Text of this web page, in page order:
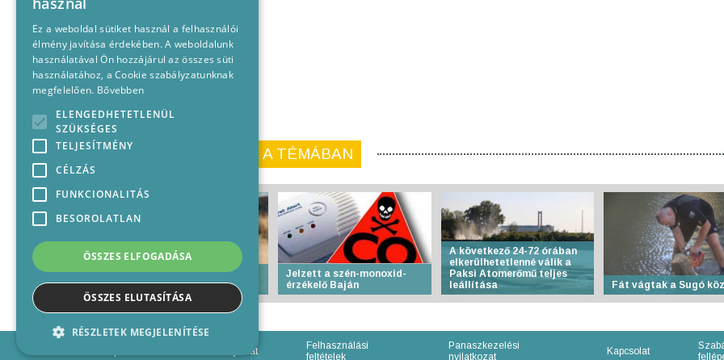
KORÁBBI CIKKEINK A TÉMÁBAN
Életbe lép az I. fokú
vízkorlátozás
Jelzett a szén-monoxid-
érzékelő Baján
A következő 24-72 órában
elkerülhetetlenné válik a
Paksi Atomerőmű teljes
leállítása
Fát vágtak a Sugó
Médiajánlat
Felhasználási
feltételek
Panaszkezelési
nyilatkozat
Kapcsolat
Ez a weboldal sütiket használ a felhasználói
élmény javítása érdekében. A weboldalunk
használatával Ön hozzájárul az összes süti
használatához, a Cookie szabályzatunknak
megfelelően. Bővebben
ELENGEDHETETLENÜL
SZÜKSÉGES
TELJESÍTMÉNY
CÉLZÁS
FUNKCIONALITÁS
BESOROLATLAN
ÖSSZES ELFOGADÁSA
ÖSSZES ELUTASÍTÁSA
RÉSZLETEK MEGJELENÍTÉSE